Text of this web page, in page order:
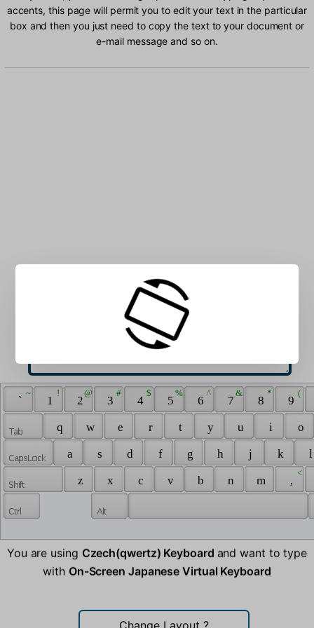
accents, this page will permit you to edit your text in the particular
box and then you just need to copy the text to your document or
e-mail message and so on.
Type Japanese characters into the box:
`
~
1
!
2
@
3
#
4
$
5
%
6
^
7
&
8
*
9
(
q w e r t y u i
o
a
s d f g h j k
z
x c v b n m ,
<
You are using Czech(qwertz) Keyboard and want to type
with On-Screen Japanese Virtual Keyboard
Change Layout ?